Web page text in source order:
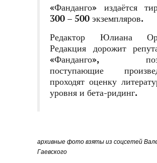
«Фанданго» издаётся
300 – 500 экземпляров.
Редактор Юлиана
Редакция дорожит
«Фанданго»,
поступающие
проходят оценку
уровня и бета-ридинг.
архивные фото взяты из соцсетей
Гаевского